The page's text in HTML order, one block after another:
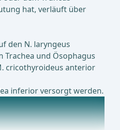
hat, verläuft über
den N. laryngeus
Trachea und Ösophagus
cricothyroideus anterior
inferior versorgt werden.